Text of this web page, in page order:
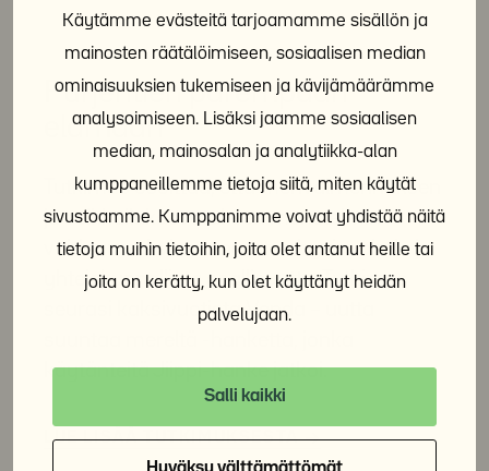
Käytämme evästeitä tarjoamamme sisällön ja
mainosten räätälöimiseen, sosiaalisen median
ominaisuuksien tukemiseen ja kävijämäärämme
analysoimiseen. Lisäksi jaamme sosiaalisen
median, mainosalan ja analytiikka-alan
kumppaneillemme tietoja siitä, miten käytät
sivustoamme. Kumppanimme voivat yhdistää näitä
tietoja muihin tietoihin, joita olet antanut heille tai
joita on kerätty, kun olet käyttänyt heidän
palvelujaan.
Salli kaikki
Hyväksy välttämättömät
Purjehtien parempaan
elämään
Tutkimus osoittaa, että merivalmennuksen
ja seikkailukasvatuksen menetelmin
voidaan vahvistaa nuorten hyvinvointia ja
yhteiskunnallista osallisuutta. Tutkimus
seurasi kaksivuotista Venda – uutta
käytänteitä Jiippi-hanke jatkoi.
LUE LISÄÄ TUTKIMUKSESTA